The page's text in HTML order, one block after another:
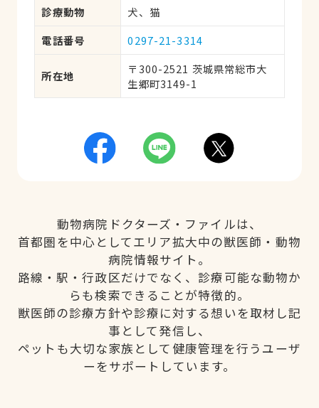
診療動物
犬、猫
電話番号
0297-21-3314
所在地
〒300-2521 茨城県常総市大
生郷町3149-1
動物病院ドクターズ・ファイルは、
首都圏を中心としてエリア拡大中の獣医師・動物
病院情報サイト。
路線・駅・行政区だけでなく、診療可能な動物か
らも検索できることが特徴的。
獣医師の診療方針や診療に対する想いを取材し記
事として発信し、
ペットも大切な家族として健康管理を行うユーザ
ーをサポートしています。